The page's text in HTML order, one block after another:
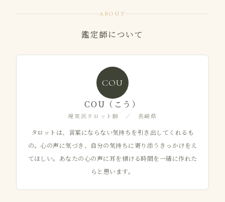
ABOUT
鑑定師について
COU
COU（こう）
現実派タロット師 ／ 長崎県
タロットは、言葉にならない気持ちを引き出してくれるも
の。心の声に気づき、自分の気持ちに寄り添うきっかけをえ
てほしい。あなたの心の声に耳を傾ける時間を一緒に作れた
らと思います。